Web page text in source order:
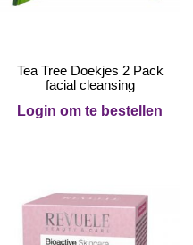
Tea Tree Doekjes 2 Pack
facial cleansing
Login om te bestellen